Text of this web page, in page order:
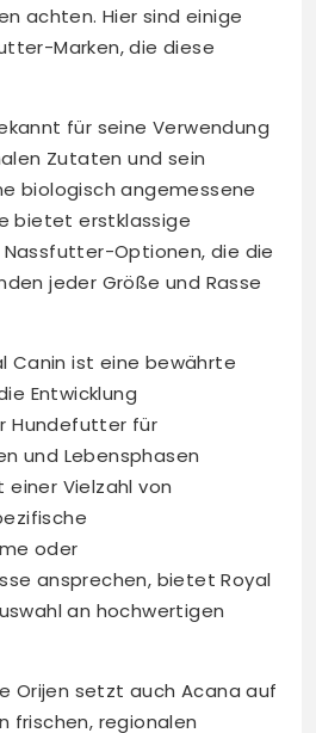
achten. Hier sind einige
Marken, die diese
für seine Verwendung
Zutaten und sein
biologisch angemessene
bietet erstklassige
Optionen, die die
jeder Größe und Rasse
Canin ist eine bewährte
Entwicklung
Hundefutter für
und Lebensphasen
Vielzahl von
oder
ansprechen, bietet Royal
an hochwertigen
Orijen setzt auch Acana auf
frischen, regionalen